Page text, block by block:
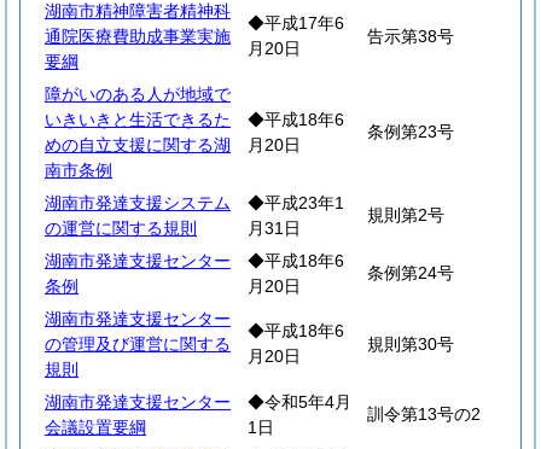
湖南市精神障害者精神科
通院医療費助成事業実施
要綱
◆平成17年6
月20日
告示第38号
障がいのある人が地域で
いきいきと生活できるた
めの自立支援に関する湖
南市条例
◆平成18年6
月20日
条例第23号
湖南市発達支援システム
の運営に関する規則
◆平成23年1
月31日
規則第2号
湖南市発達支援センター
条例
◆平成18年6
月20日
条例第24号
湖南市発達支援センター
の管理及び運営に関する
規則
◆平成18年6
月20日
規則第30号
湖南市発達支援センター
会議設置要綱
◆令和5年4月
1日
訓令第13号の2